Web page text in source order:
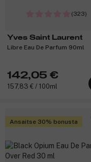
(323)
Yves Saint Laurent
Libre Eau De Parfum 90ml
142,05 €
157,83 € / 100ml
Ansaitse 30% bonusta